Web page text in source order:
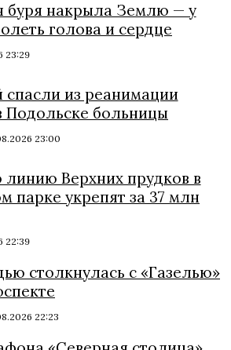
буря накрыла Землю — у
голова и сердце
23:29
спасли из реанимации
Подольске больницы
23:00
линию Верхних прудков в
парке укрепят за 37 млн
22:39
столкнулась с «Газелью»
22:23